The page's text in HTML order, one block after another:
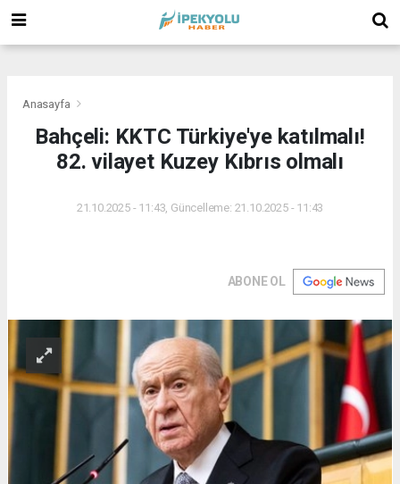
Anasayfa
Bahçeli: KKTC Türkiye'ye katılmalı!
82. vilayet Kuzey Kıbrıs olmalı
21.10.2025 - 11:43, Güncelleme: 21.10.2025 - 11:43
ABONE OL